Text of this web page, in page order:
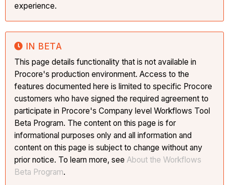
experience.
IN BETA
This page details functionality that is not available in
Procore's production environment. Access to the
features documented here is limited to specific Procore
customers who have signed the required agreement to
participate in Procore's Company level Workflows Tool
Beta Program. The content on this page is for
informational purposes only and all information and
content on this page is subject to change without any
prior notice. To learn more, seeAbout the Workflows
Beta Program.